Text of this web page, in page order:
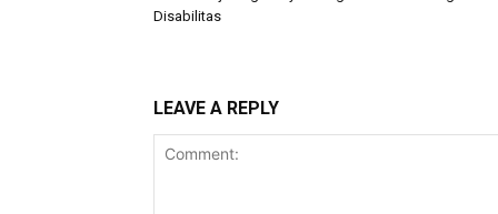
Disabilitas
LEAVE A REPLY